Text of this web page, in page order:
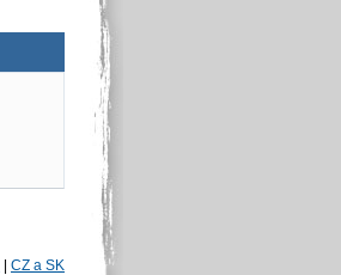
| CZ a SK